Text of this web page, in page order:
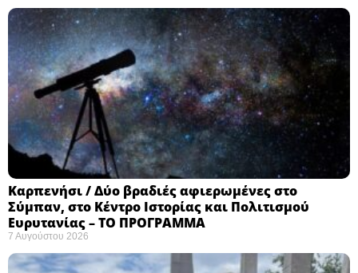
Καρπενήσι / Δύο βραδιές αφιερωμένες στο
Σύμπαν, στο Κέντρο Ιστορίας και Πολιτισμού
Ευρυτανίας – ΤΟ ΠΡΟΓΡΑΜΜΑ
7 Αυγούστου 2026